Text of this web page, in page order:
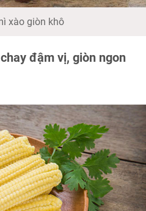
xào giòn khô
đậm vị, giòn ngon